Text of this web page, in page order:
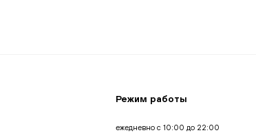
Режим работы
ежедневно с 10:00 до 22:00